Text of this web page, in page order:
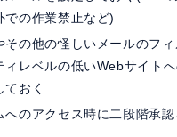
での作業禁止など)
その他の怪しいメールのフ
ィレベルの低いWebサイト
ておく
へのアクセス時に二段階承